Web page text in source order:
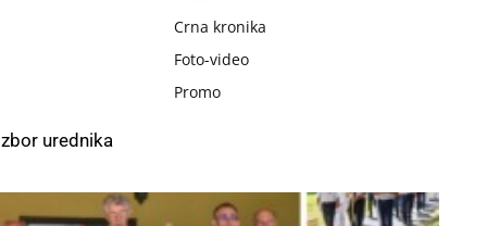
Crna kronika
Foto-video
Promo
urednika